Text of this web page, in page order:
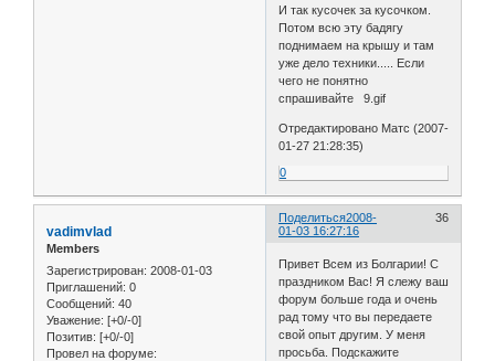
И так кусочек за кусочком.
Потом всю эту бадягу
поднимаем на крышу и там
уже дело техники..... Если
чего не понятно
спрашивайте 9.gif
Отредактировано Матс (2007-
01-27 21:28:35)
0
Поделиться 36
2008-
01-03 16:27:16
vadimvlad
Members
Зарегистрирован: 2008-01-03
Приглашений: 0
Сообщений: 40
Уважение: [+0/-0]
Позитив: [+0/-0]
Провел на форуме:
Привет Всем из Болгарии! С
праздником Вас! Я слежу ваш
форум больше года и очень
рад тому что вы передаете
свой опыт другим. У меня
просьба. Подскажите